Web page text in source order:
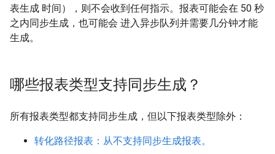
表生成 时间），则不会收到任何指示。报表可能会在 50 秒
之内同步生成，也可能会 进入异步队列并需要几分钟才能
生成。
哪些报表类型支持同步生成？
所有报表类型都支持同步生成，但以下报表类型除外：
转化路径报表：从不支持同步生成报表。